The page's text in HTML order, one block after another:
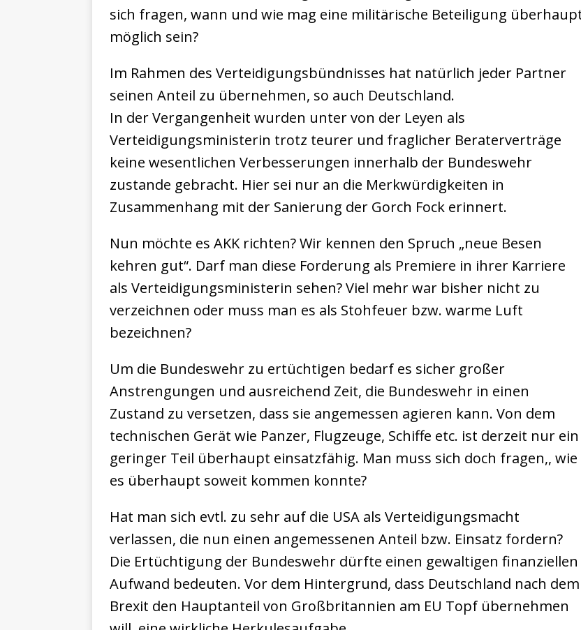
sich fragen, wann und wie mag eine militärische Beteiligung
möglich sein?
Im Rahmen des Verteidigungsbündnisses hat natürlich jeder Partner
seinen Anteil zu übernehmen, so auch Deutschland.
In der Vergangenheit wurden unter von der Leyen als
Verteidigungsministerin trotz teurer und fraglicher Beraterverträge
keine wesentlichen Verbesserungen innerhalb der Bundeswehr
zustande gebracht. Hier sei nur an die Merkwürdigkeiten in
Zusammenhang mit der Sanierung der Gorch Fock erinnert.
Nun möchte es AKK richten? Wir kennen den Spruch „neue Besen
kehren gut“. Darf man diese Forderung als Premiere in ihrer Karriere
als Verteidigungsministerin sehen? Viel mehr war bisher nicht zu
verzeichnen oder muss man es als Stohfeuer bzw. warme Luft
bezeichnen?
Um die Bundeswehr zu ertüchtigen bedarf es sicher großer
Anstrengungen und ausreichend Zeit, die Bundeswehr in einen
Zustand zu versetzen, dass sie angemessen agieren kann. Von dem
technischen Gerät wie Panzer, Flugzeuge, Schiffe etc. ist derzeit nur ein
geringer Teil überhaupt einsatzfähig. Man muss sich doch fragen,, wie
es überhaupt soweit kommen konnte?
Hat man sich evtl. zu sehr auf die USA als Verteidigungsmacht
verlassen, die nun einen angemessenen Anteil bzw. Einsatz fordern?
Die Ertüchtigung der Bundeswehr dürfte einen gewaltigen finanziellen
Aufwand bedeuten. Vor dem Hintergrund, dass Deutschland nach dem
Brexit den Hauptanteil von Großbritannien am EU Topf übernehmen